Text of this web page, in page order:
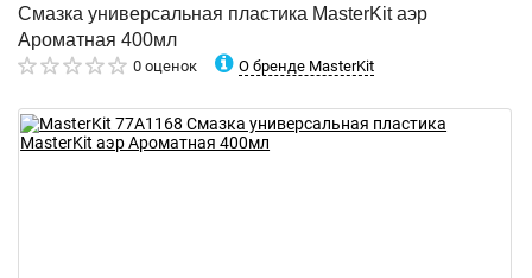
Смазка универсальная пластика MasterKit аэр
Ароматная 400мл
0 оценок О бренде MasterKit